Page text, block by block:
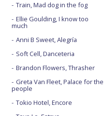
Train, Mad dog in the fog
Ellie Goulding, I know too
much
Anni B Sweet, Alegría
Soft Cell, Danceteria
Brandon Flowers, Thrasher
Greta Van Fleet, Palace for the
people
Tokio Hotel, Encore